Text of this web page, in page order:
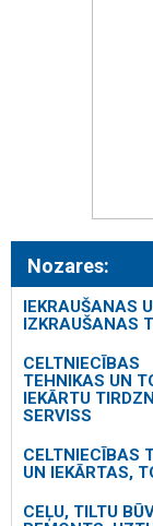
Nozares:
IEKRAUŠANAS
IZKRAUŠANAS
CELTNIECĪBAS
TEHNIKAS UN
IEKĀRTU
SERVISS
CELTNIECĪBAS
UN IEKĀRTAS,
CEĻU, TILTU